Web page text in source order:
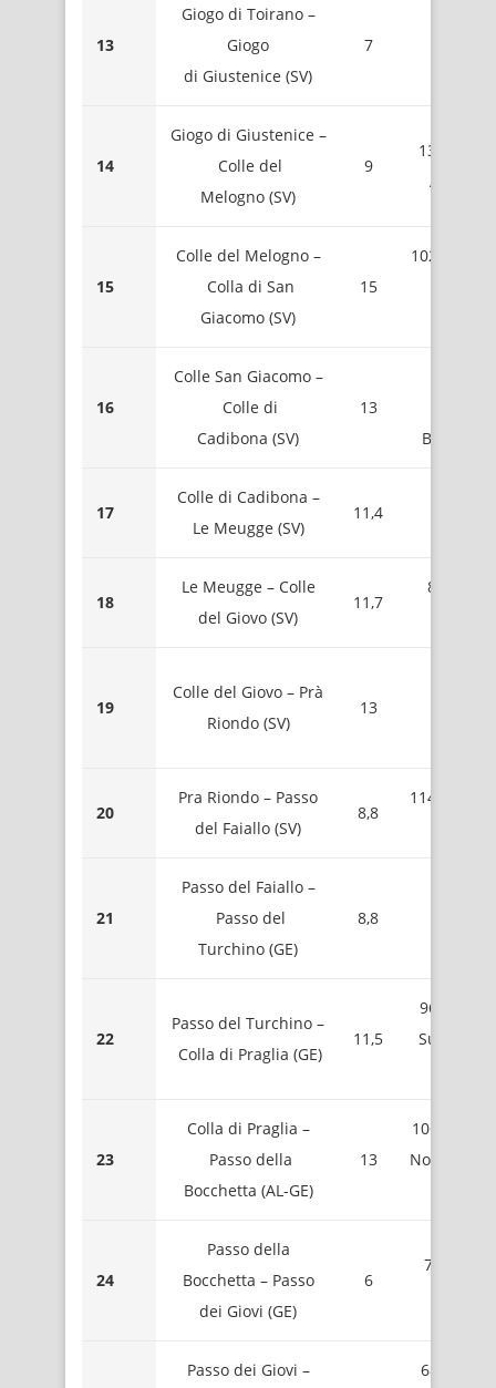
13
Giogo di Toirano –
Giogo
di Giustenice (SV)
7
14
Giogo di Giustenice –
Colle del
Melogno (SV)
9
1335 –
15
Colle del Melogno –
Colla di San
Giacomo (SV)
15
1028 –
16
Colle San Giacomo –
Colle di
Cadibona (SV)
13
17
Colle di Cadibona –
Le Meugge (SV)
11,4
18
Le Meugge – Colle
del Giovo (SV)
11,7
883 –
19
Colle del Giovo – Prà
Riondo (SV)
13
20
Pra Riondo – Passo
del Faiallo (SV)
8,8
1145 –
21
Passo del Faiallo –
Passo del
Turchino (GE)
8,8
22
Passo del Turchino –
Colla di Praglia (GE)
11,5
960 –
Sud
23
Colla di Praglia –
Passo della
Bocchetta (AL-GE)
13
1065 –
Nord
24
Passo della
Bocchetta – Passo
dei Giovi (GE)
6
785 –
Passo dei Giovi –
680 –